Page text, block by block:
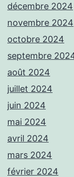
décembre 2024
novembre 2024
octobre 2024
septembre
août 2024
juillet 2024
juin 2024
mai 2024
avril 2024
mars 2024
février 2024